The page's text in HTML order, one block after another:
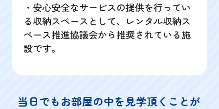
・安心安全なサービスの提供を行ってい
る収納スペースとして、レンタル収納ス
ペース推進協議会から推奨されている施
設です。
当日でもお部屋の中を見学頂くことが